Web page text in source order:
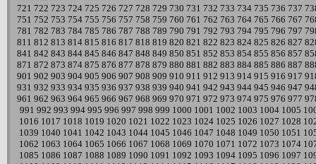
721 722 723 724 725 726 727 728 729 730 731 732 733 734 735 736 737
751 752 753 754 755 756 757 758 759 760 761 762 763 764 765 766 767
781 782 783 784 785 786 787 788 789 790 791 792 793 794 795 796 797
811 812 813 814 815 816 817 818 819 820 821 822 823 824 825 826 827
841 842 843 844 845 846 847 848 849 850 851 852 853 854 855 856 857
871 872 873 874 875 876 877 878 879 880 881 882 883 884 885 886 887
901 902 903 904 905 906 907 908 909 910 911 912 913 914 915 916 917
931 932 933 934 935 936 937 938 939 940 941 942 943 944 945 946 947
961 962 963 964 965 966 967 968 969 970 971 972 973 974 975 976 977
991 992 993 994 995 996 997 998 999 1000 1001 1002 1003 1004 1005
1016 1017 1018 1019 1020 1021 1022 1023 1024 1025 1026 1027 1028
1039 1040 1041 1042 1043 1044 1045 1046 1047 1048 1049 1050 1051
1062 1063 1064 1065 1066 1067 1068 1069 1070 1071 1072 1073 1074
1085 1086 1087 1088 1089 1090 1091 1092 1093 1094 1095 1096 1097